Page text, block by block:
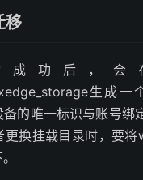
移
成功后，会
生成一
的唯一标识与账号绑
更换挂载目录时，要